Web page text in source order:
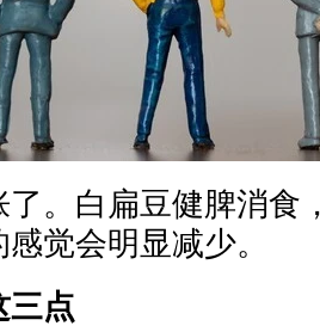
。白扁豆健脾消食
觉会明显减少。
三点